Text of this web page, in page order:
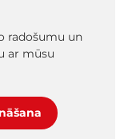
radošumu un
ar mūsu